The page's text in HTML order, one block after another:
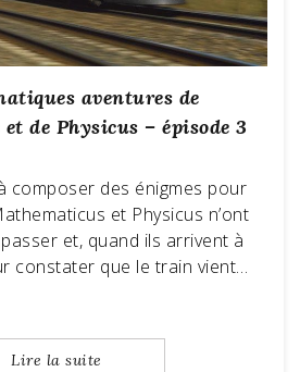
aventures de
de Physicus – épisode 3
composer des énigmes pour
et Physicus n’ont
et, quand ils arrivent à
constater que le train vient…
Lire la suite